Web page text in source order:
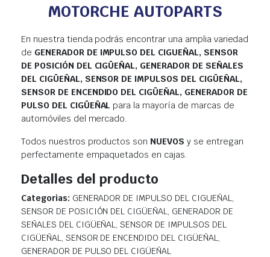
MOTORCHE AUTOPARTS
En nuestra tienda podrás encontrar una amplia variedad
de GENERADOR DE IMPULSO DEL CIGUEÑAL, SENSOR
DE POSICIÓN DEL CIGÜEÑAL, GENERADOR DE SEÑALES
DEL CIGÜEÑAL, SENSOR DE IMPULSOS DEL CIGÜEÑAL,
SENSOR DE ENCENDIDO DEL CIGÜEÑAL, GENERADOR DE
PULSO DEL CIGÜEÑAL para la mayoría de marcas de
automóviles del mercado.
Todos nuestros productos son NUEVOS y se entregan
perfectamente empaquetados en cajas.
Detalles del producto
Categorias: GENERADOR DE IMPULSO DEL CIGUEÑAL,
SENSOR DE POSICIÓN DEL CIGÜEÑAL, GENERADOR DE
SEÑALES DEL CIGÜEÑAL, SENSOR DE IMPULSOS DEL
CIGÜEÑAL, SENSOR DE ENCENDIDO DEL CIGÜEÑAL,
GENERADOR DE PULSO DEL CIGÜEÑAL